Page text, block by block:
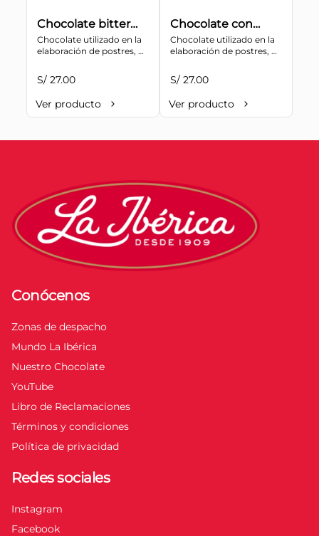
Chocolate bitter
para cobertura 52%
cacao x 200 g
Chocolate utilizado en la
elaboración de postres,
S/ 27.00
Ver producto
Chocolate con
leche para
cobertura 40%
cacao x 200 g
Chocolate utilizado en la
elaboración de postres,
S/ 27.00
Ver producto
Conócenos
Zonas de despacho
Mundo La Ibérica
Nuestro Chocolate
YouTube
Libro de Reclamaciones
Términos y condiciones
Política de privacidad
Redes sociales
Instagram
Facebook